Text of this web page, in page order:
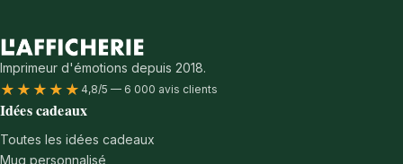
Imprimeur d'émotions depuis 2018.
★★★★★ 4,8/5 — 6 000 avis clients
Idées cadeaux
Toutes les idées cadeaux
Mug personnalisé